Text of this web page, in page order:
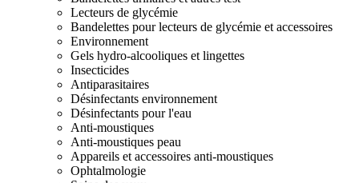
Lecteurs de glycémie
Bandelettes pour lecteurs de glycémie et accessoires
Environnement
Gels hydro-alcooliques et lingettes
Insecticides
Antiparasitaires
Désinfectants environnement
Désinfectants pour l'eau
Anti-moustiques
Anti-moustiques peau
Appareils et accessoires anti-moustiques
Ophtalmologie